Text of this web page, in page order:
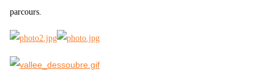
parcours.